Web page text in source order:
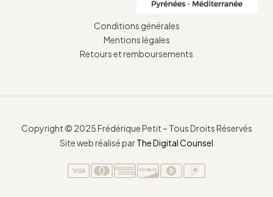
Conditions générales
Mentions légales
Retours et remboursements
Copyright © 2025 Frédérique Petit – Tous Droits Réservés
Site web réalisé parThe Digital Counsel